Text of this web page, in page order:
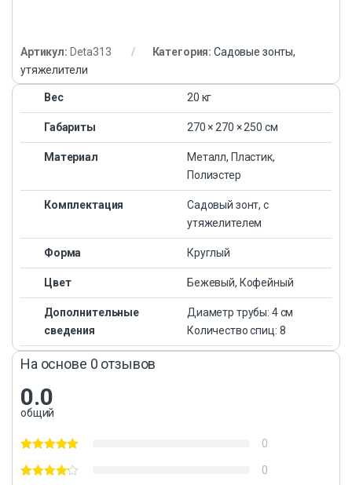
Артикул: Deta313 Категория: Садовые зонты,
утяжелители
Вес 20 кг
Габариты 270 × 270 × 250 см
Материал
Металл, Пластик,
Полиэстер
Комплектация
Садовый зонт, с
утяжелителем
Форма Круглый
Цвет Бежевый, Кофейный
Дополнительные
сведения
Диаметр трубы: 4 см
Количество спиц: 8
На основе 0 отзывов
0.0
общий
0
0